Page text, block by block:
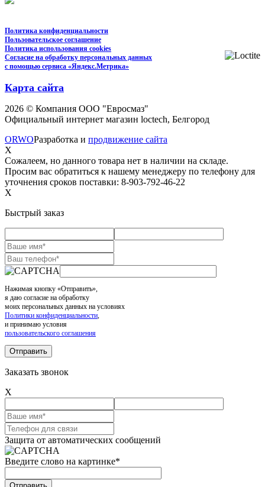
Политика конфиденциальности
Пользовательское соглашение
Политика использования cookies
Согласие на обработку персональных данных
с помощью сервиса «Яндекс.Метрика»
Карта сайта
2026 © Компания ООО "Евросмаз"
Официальный интернет магазин loctech, Белгород
ORWOРазработка и продвижение сайта
X
Сожалеем, но данного товара нет в наличии на складе.
Просим вас обратиться к нашему менеджеру по телефону для
уточнения сроков поставки: 8-903-792-46-22
X
Быстрый заказ
Нажимая кнопку «Отправить»,
я даю согласие на обработку
моих персональных данных на условиях
Политики конфиденциальности
и принимаю условия
пользовательского соглашения
Заказать звонок
X
Защита от автоматических сообщений
Введите слово на картинке*